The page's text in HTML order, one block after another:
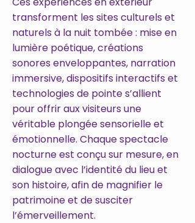
transforment les sites culturels et
naturels à la nuit tombée : mise en
lumière poétique, créations
sonores enveloppantes, narration
immersive, dispositifs interactifs et
technologies de pointe s’allient
pour offrir aux visiteurs une
véritable plongée sensorielle et
émotionnelle. Chaque spectacle
nocturne est conçu sur mesure, en
dialogue avec l’identité du lieu et
son histoire, afin de magnifier le
patrimoine et de susciter
l’émerveillement.